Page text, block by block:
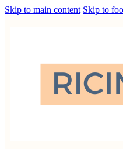
Skip to main content Skip to